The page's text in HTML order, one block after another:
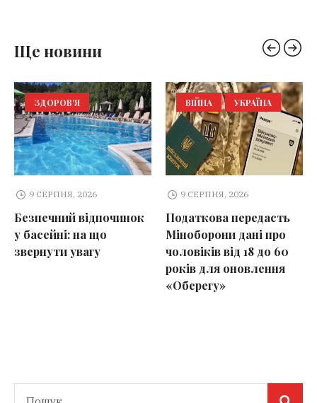
Ще новини
ЗДОРОВ'Я
9 СЕРПНЯ, 2026
Безпечний відпочинок
у басейні: на що
звернути увагу
ВІЙНА УКРАЇНА
9 СЕРПНЯ, 2026
Податкова передасть
Міноборони дані про
чоловіків від 18 до 60
років для оновлення
«Оберегу»